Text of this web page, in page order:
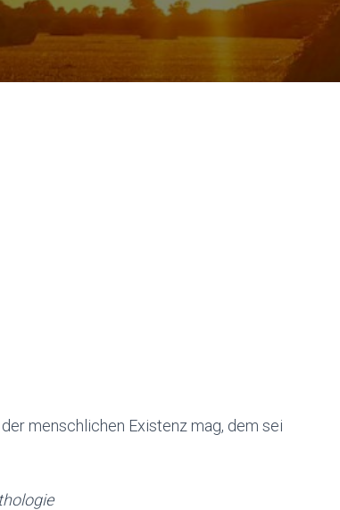
menschlichen Existenz mag, dem sei